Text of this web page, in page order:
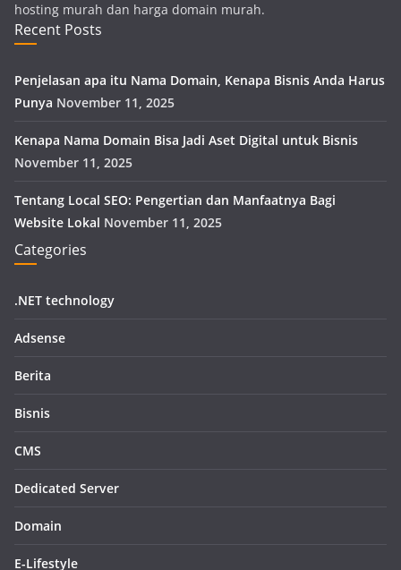
hosting murah dan harga domain murah.
Recent Posts
Penjelasan apa itu Nama Domain, Kenapa Bisnis Anda Harus
Punya November 11, 2025
Kenapa Nama Domain Bisa Jadi Aset Digital untuk Bisnis
November 11, 2025
Tentang Local SEO: Pengertian dan Manfaatnya Bagi
Website Lokal November 11, 2025
Categories
.NET technology
Adsense
Berita
Bisnis
CMS
Dedicated Server
Domain
E-Lifestyle